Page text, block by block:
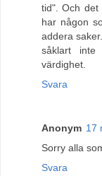
tid". Och
har någon
addera
såklart
värdighet.
Svara
Anonym 17
Sorry alla
Svara